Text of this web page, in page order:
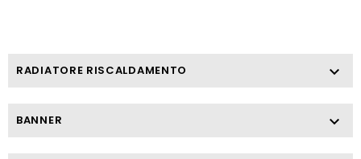
RADIATORE RISCALDAMENTO 
BANNER 